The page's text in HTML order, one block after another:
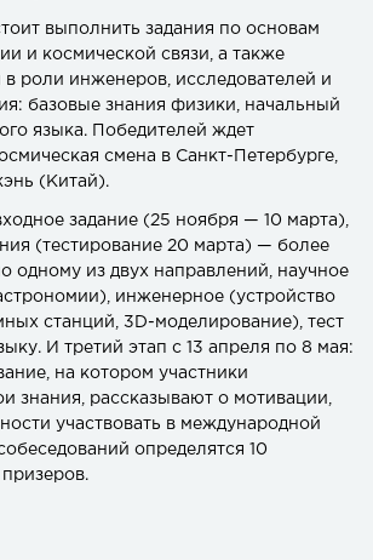
выполнить задания по основам
и космической связи, а также
в роли инженеров, исследователей и
базовые знания физики, начальный
языка. Победителей ждет
смена в Санкт-Петербурге,
(Китай).
задание (25 ноября — 10 марта),
(тестирование 20 марта) — более
одному из двух направлений, научное
инженерное (устройство
станций, 3D-моделирование), тест
И третий этап с 13 апреля по 8 мая:
на котором участники
знания, рассказывают о мотивации,
участвовать в международной
определятся 10